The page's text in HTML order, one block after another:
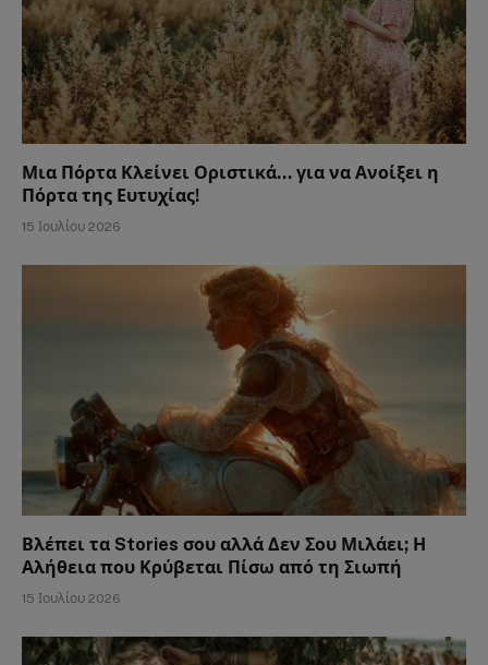
Μια Πόρτα Κλείνει Οριστικά… για να Ανοίξει η
Πόρτα της Ευτυχίας!
15 Ιουλίου 2026
Βλέπει τα Stories σου αλλά Δεν Σου Μιλάει; Η
Αλήθεια που Κρύβεται Πίσω από τη Σιωπή
15 Ιουλίου 2026